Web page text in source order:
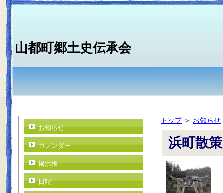
山都町郷土史伝承会
トップ＞ お知らせ
浜町散
お知らせ
カレンダー
掲示板
日記